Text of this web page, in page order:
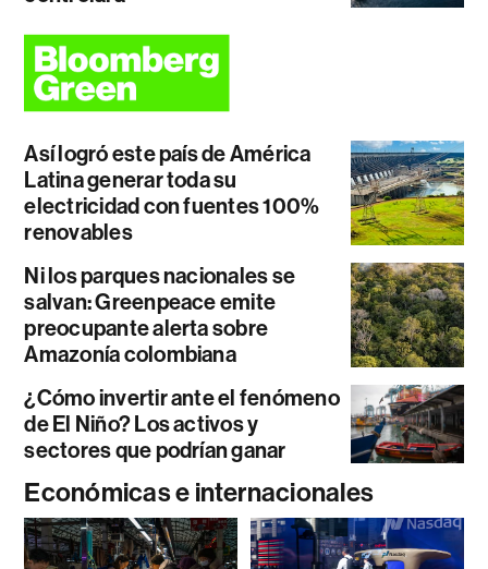
Así logró este país de América
Latina generar toda su
electricidad con fuentes 100%
renovables
Ni los parques nacionales se
salvan: Greenpeace emite
preocupante alerta sobre
Amazonía colombiana
¿Cómo invertir ante el fenómeno
de El Niño? Los activos y
sectores que podrían ganar
Económicas e internacionales